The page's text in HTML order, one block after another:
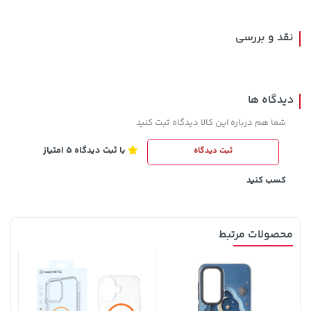
1,109,000 تومان خرید
نقد و بررسی
دیدگاه ها
شما هم درباره این کالا دیدگاه ثبت کنید
ثبت دیدگاه با ثبت دیدگاه 5 امتیاز
کسب کنید
محصولات مرتبط